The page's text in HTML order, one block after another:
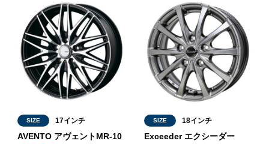
SIZE 17インチ
AVENTO アヴェントMR-10
SIZE 18インチ
Exceeder エクシーダー